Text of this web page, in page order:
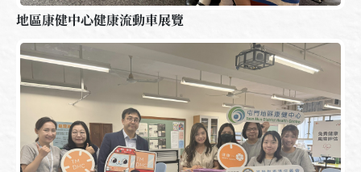
地區康健中心健康流動車展覽